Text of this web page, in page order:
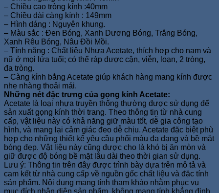
– Chiều cao tròng kính :40mm
– Chiều dài càng kính : 149mm
– Hình dáng : Nguyên khung.
– Màu sắc : Đen Bóng, Xanh Dương Bóng, Trắng Bóng,
Xanh Rêu Bóng, Nâu Đồi Mồi.
– Tính năng : Chất liệu Nhựa Acetate, thích hợp cho nam và
nữ ở mọi lứa tuổi; có thể ráp được cận, viễn, loạn, 2 tròng,
đa tròng.
– Càng kính bằng Acetate giúp khách hàng mang kính được
nhẹ nhàng thoải mái.
Những nét đặc trưng của gọng kính Acetate:
Acetate là loại nhựa truyền thống thường được sử dụng để
sản xuất gọng kính thời trang. Theo thông tin từ nhà cung
cấp, vật liệu này có khả năng giữ màu tốt, dễ gia công tạo
hình, và mang lại cảm giác đeo dễ chịu. Acetate đặc biệt phù
hợp cho những thiết kế yêu cầu phối màu đa dạng và bề mặt
bóng đẹp. Vật liệu này cũng được cho là khó bị ăn mòn và
giữ được độ bóng bề mặt lâu dài theo thời gian sử dụng.
Lưu ý: Thông tin trên đây được trình bày dựa trên mô tả và
cam kết từ nhà cung cấp về nguồn gốc chất liệu và đặc tính
sản phẩm. Nội dung mang tính tham khảo nhằm phục vụ
mục đích nhận diện sản phẩm, không mang tính khẳng định